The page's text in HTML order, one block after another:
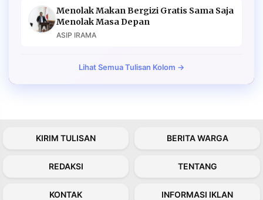
Menolak Makan Bergizi Gratis Sama Saja
Menolak Masa Depan
ASIP IRAMA
Lihat Semua Tulisan Kolom →
KIRIM TULISAN BERITA WARGA
REDAKSI TENTANG
KONTAK INFORMASI IKLAN